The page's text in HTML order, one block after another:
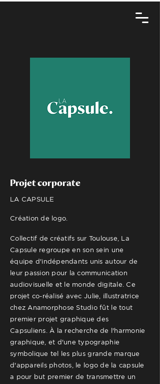
Projet corporate
LA CAPSULE
Création de logo.
Collectif de créatifs sur Toulouse, La
Capsule regroupe en son sein une
équipe d'indépendants unis autour de
leur passion pour la communication
audiovisuelle et le monde digitale. Ce
projet co-réalisé avec Julie, illustratrice
chez Anamorphose Studio fût le tout
premier projet graphique des
Capsuliens. À la recherche de l'harmonie
graphique, et d'une typographie
symbolique tel les plus grande marque
d'appareils photos, le logo de la capsule
a pour but premier de transmettre un